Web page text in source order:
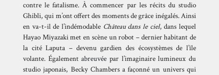
contre le fatalisme. À commencer par les récits du studio
Ghibli, qui m’ont offert des moments de grâce inégalés. Ainsi
en va-t-il de l’indémodable Château dans le ciel, dans lequel
Hayao Miyazaki met en scène un robot – dernier habitant de
la cité Laputa – devenu gardien des écosystèmes de l’île
volante. Égalementabreuvée par l’imaginaire lumineux du
studio japonais, Becky Chambers a façonné un univers qui